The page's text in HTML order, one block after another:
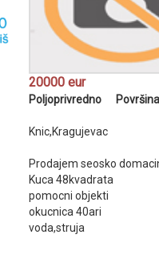
20000 eur
Poljoprivredno Površina
Knic,Kragujevac
Prodajem seosko
Kuca 48kvadrata
pomocni objekti
okucnica 40ari
voda,struja